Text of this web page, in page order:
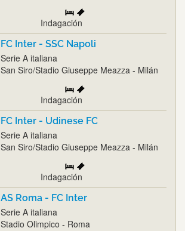
Indagación
FC Inter - SSC Napoli
Serie A italiana
San Siro/Stadio Giuseppe Meazza - Milán
Indagación
FC Inter - Udinese FC
Serie A italiana
San Siro/Stadio Giuseppe Meazza - Milán
Indagación
AS Roma - FC Inter
Serie A italiana
Stadio Olimpico - Roma